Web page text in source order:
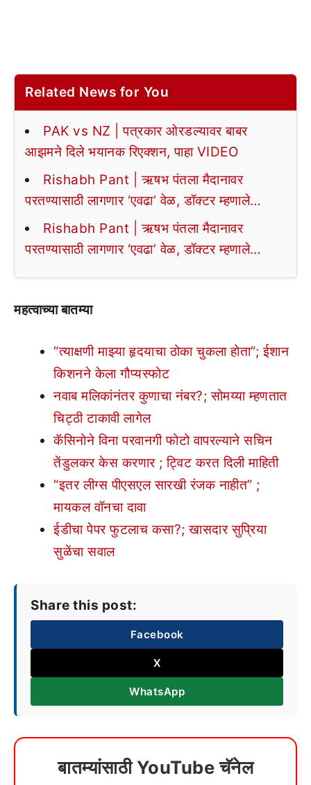
Related News for You
PAK vs NZ | पत्रकार ओरडल्यावर बाबर
आझमने दिले भयानक रिएक्शन, पाहा VIDEO
Rishabh Pant | ऋषभ पंतला मैदानावर
परतण्यासाठी लागणार ‘एवढा’ वेळ, डॉक्टर म्हणाले…
Rishabh Pant | ऋषभ पंतला मैदानावर
परतण्यासाठी लागणार ‘एवढा’ वेळ, डॉक्टर म्हणाले…
महत्वाच्या बातम्या
“त्याक्षणी माझ्या हृदयाचा ठोका चुकला होता”; ईशान
किशनने केला गौप्यस्फोट
नवाब मलिकांनंतर कुणाचा नंबर?; सोमय्या म्हणतात
चिट्ठी टाकावी लागेल
कॅसिनोने विना परवानगी फोटो वापरल्याने सचिन
तेंडुलकर केस करणार ; ट्विट करत दिली माहिती
“इतर लीग्स पीएसएल सारखी रंजक नाहीत” ;
मायकल वॉनचा दावा
ईडीचा पेपर फुटलाच कसा?; खासदार सुप्रिया
सुळेंचा सवाल
Share this post:
Facebook
X
WhatsApp
बातम्यांसाठी YouTube चॅनेल